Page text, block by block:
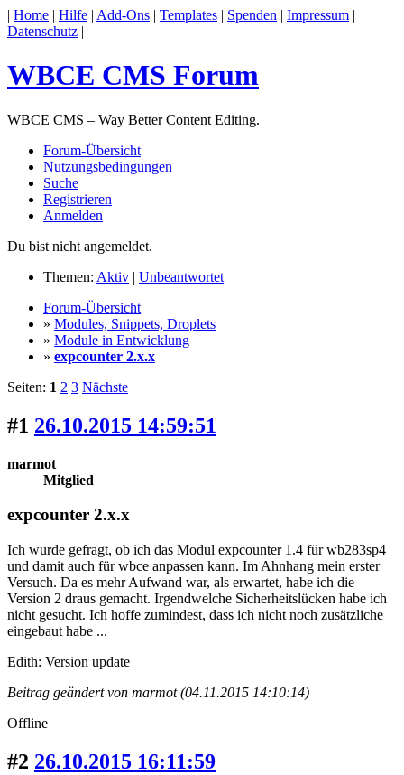
| Home | Hilfe | Add-Ons | Templates | Spenden | Impressum |
Datenschutz |
WBCE CMS Forum
WBCE CMS – Way Better Content Editing.
Forum-Übersicht
Nutzungsbedingungen
Suche
Registrieren
Anmelden
Du bist nicht angemeldet.
Themen: Aktiv | Unbeantwortet
Forum-Übersicht
» Modules, Snippets, Droplets
» Module in Entwicklung
» expcounter 2.x.x
Seiten: 1 2 3 Nächste
#1 26.10.2015 14:59:51
marmot
Mitglied
expcounter 2.x.x
Ich wurde gefragt, ob ich das Modul expcounter 1.4 für wb283sp4
und damit auch für wbce anpassen kann. Im Ahnhang mein erster
Versuch. Da es mehr Aufwand war, als erwartet, habe ich die
Version 2 draus gemacht. Irgendwelche Sicherheitslücken habe ich
nicht gesucht. Ich hoffe zumindest, dass ich nicht noch zusätzliche
eingebaut habe ...
Edith: Version update
Beitrag geändert von marmot (04.11.2015 14:10:14)
Offline
#2 26.10.2015 16:11:59